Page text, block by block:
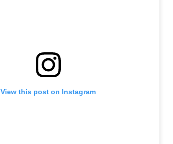
View this post on Instagram